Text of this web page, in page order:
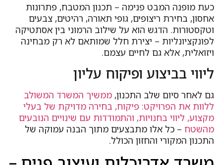
כעת מופנה המבט פנימה – תכנון המטבח, פתרונות
אחסון, בחירת ריצופים, גופי תאורה, רהיטים, צבעים
וטקסטורות. הדגש הוא על שילוב הרמוני בין אסתטיקה
לפונקציונליות – יצירת חלל שמותאם לא רק מבחינה
ויזואלית, אלא גם לחיים עצמם.
ליווי בביצוע ופיקוח עליון
גם לאחר סיום שלב התכנון, ממשיך המשרד המשולב
ללוות את הפרויקט: פיקוח, בחירה מדויקת של בעלי
מקצוע, ליווי בחנויות, והתמודדות עם שינויים הנובעים
מהשטח – כל אלו מתבצעים מתוך הבנה עמוקה של
התכנון המקורי והחזון הכולל.